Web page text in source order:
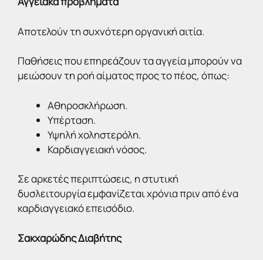
Αποτελούν τη συχνότερη οργανική αιτία.
Παθήσεις που επηρεάζουν τα αγγεία μπορούν να
μειώσουν τη ροή αίματος προς το πέος, όπως:
Αθηροσκλήρωση.
Υπέρταση.
Υψηλή χοληστερόλη.
Καρδιαγγειακή νόσος.
Σε αρκετές περιπτώσεις, η στυτική
δυσλειτουργία εμφανίζεται χρόνια πριν από ένα
καρδιαγγειακό επεισόδιο.
Σακχαρώδης Διαβήτης